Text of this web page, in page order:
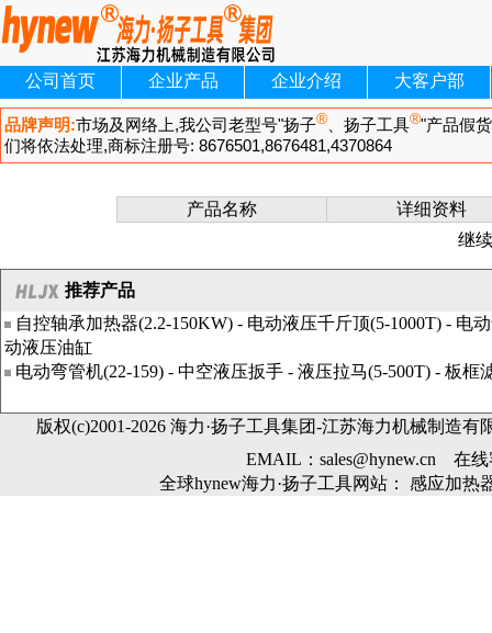
公司首页 企业产品 企业介绍 大客户部
产品名称
详细资料
继
推荐产品
自控轴承加热器(2.2-150KW) - 电动液压千斤顶(5-1000T) - 电
动液压油缸
电动弯管机(22-159) - 中空液压扳手 - 液压拉马(5-500T) - 板框
版权(c)2001-2026 海力·扬子工具集团-江苏海力机械制造有
EMAIL： sales@hynew.cn 在线
全球hynew海力·扬子工具网站： 感应加热